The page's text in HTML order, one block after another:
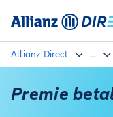
Allianz Direct ...
Premie